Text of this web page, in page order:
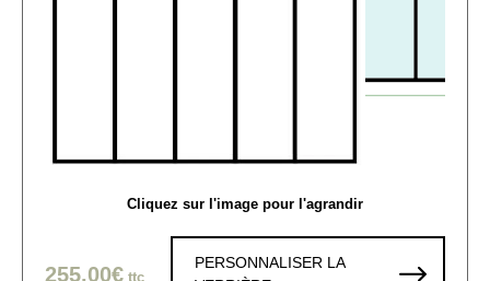
Cliquez sur l'image pour l'agrandir
255.00€ ttc
PERSONNALISER LA